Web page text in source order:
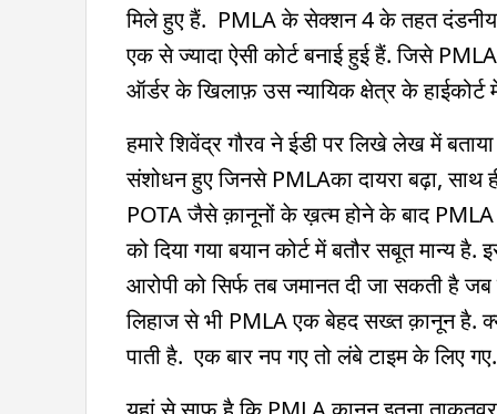
मिले हुए हैं. PMLA के सेक्शन 4 के तहत
एक से ज्यादा ऐसी कोर्ट बनाई हुई हैं. जिसे
ऑर्डर के खिलाफ़ उस न्यायिक क्षेत्र के
हमारे शिवेंद्र गौरव ने ईडी पर लिखे लेख में
संशोधन हुए जिनसे PMLAका दायरा बढ़ा, साथ
POTA जैसे क़ानूनों के ख़त्म होने के बाद
को दिया गया बयान कोर्ट में बतौर सबूत मान्य
आरोपी को सिर्फ तब जमानत दी जा सकती है जब
लिहाज से भी PMLA एक बेहद सख्त क़ानून है.
पाती है. एक बार नप गए तो लंबे टाइम के लिए गए.